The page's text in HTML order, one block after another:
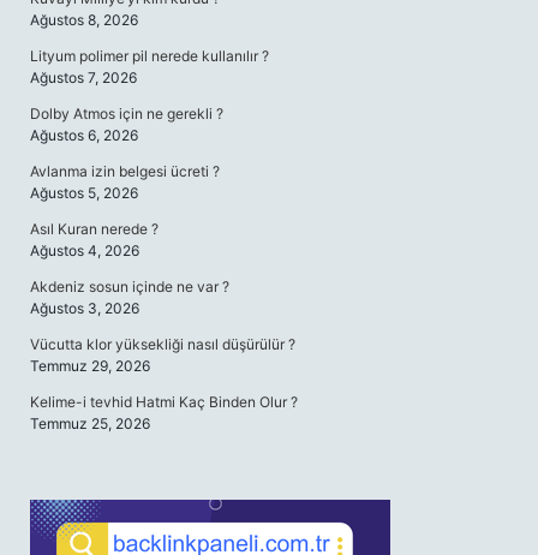
Ağustos 8, 2026
Lityum polimer pil nerede kullanılır ?
Ağustos 7, 2026
Dolby Atmos için ne gerekli ?
Ağustos 6, 2026
Avlanma izin belgesi ücreti ?
Ağustos 5, 2026
Asıl Kuran nerede ?
Ağustos 4, 2026
Akdeniz sosun içinde ne var ?
Ağustos 3, 2026
Vücutta klor yüksekliği nasıl düşürülür ?
Temmuz 29, 2026
Kelime-i tevhid Hatmi Kaç Binden Olur ?
Temmuz 25, 2026